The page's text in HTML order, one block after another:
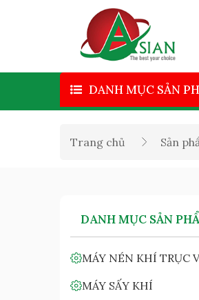
DANH MỤC SẢN
Trang chủ Sản
DANH MỤC SẢN
MÁY NÉN KHÍ TRỤC
MÁY SẤY KHÍ